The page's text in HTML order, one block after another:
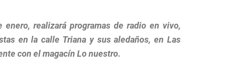
realizará programas de radio en vivo,
en la calle Triana y sus aledaños, en Las
con el magacín Lo nuestro.